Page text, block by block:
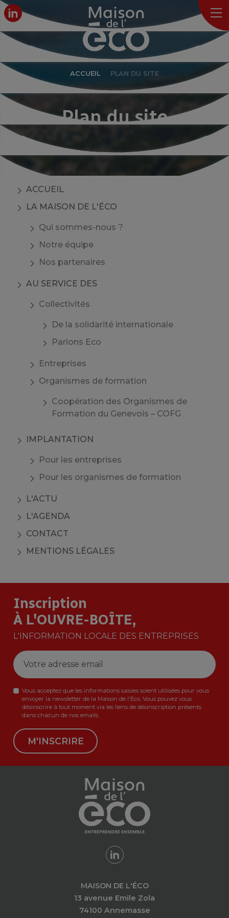
ACCUEIL PLAN DU SITE
Plan du site
ACCUEIL
LA MAISON DE L'ÉCO
Qui sommes-nous ?
Notre équipe
Nos partenaires
AU SERVICE DES
Collectivités
De la solidarité internationale
Parlons Eco
Entreprises
Organismes de formation
Coopération des Organismes de
Formation du Genevois – COFG
IMPLANTATION
Pour les entreprises
Pour les organismes de formation
L'ACTU
L'AGENDA
CONTACT
MENTIONS LÉGALES
Inscription
À L'OUVRE-BOÎTE,
L'INFORMATION LOCALE DES ENTREPRISES
Vous acceptez que les informations saisies soient utilisées pour vous
envoyer la newsletter de la Maison de l'Eco. Vous pouvez vous
désinscrire à tout moment via les liens de désinscription présents
dans chacun de nos emails.
M'INSCRIRE
MAISON DE L'ÉCO
13 avenue Emile Zola
74100 Annemasse